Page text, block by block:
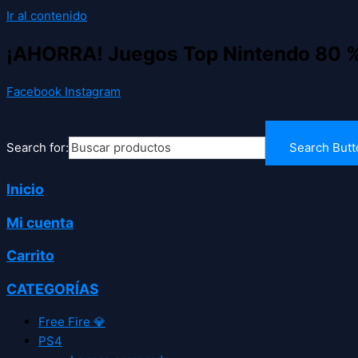
Ir al contenido
¡AHORRA! Juegos Top Nintendo 80
Facebook Instagram
Search for: Search
Inicio
Mi cuenta
Carrito
CATEGORÍAS
Free Fire 💎
PS4